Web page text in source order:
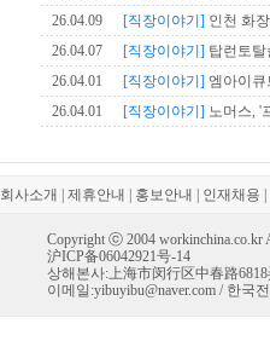
26.04.09
[직장이야기] 인천 화
26.04.07
[직장이야기] 탑런토탈
26.04.01
[직장이야기] 엠아이큐
26.04.01
[직장이야기] 노머스, '
회사소개 제휴안내 홍보안내 인재채용
Copyright ⓒ 2004 workinchina.co.kr
沪ICP备06042921号-14
상해본사:上海市闵行区中春路6818
이메일:yibuyibu@naver.com/ 한국전